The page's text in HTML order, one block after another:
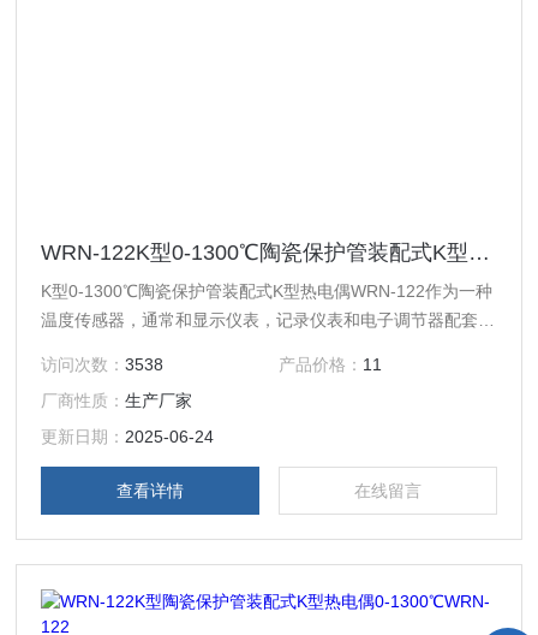
WRN-122K型0-1300℃陶瓷保护管装配式K型热电偶WRN-122
K型0-1300℃陶瓷保护管装配式K型热电偶WRN-122作为一种
温度传感器，通常和显示仪表，记录仪表和电子调节器配套使
和气体介质以及固体的表面温度。它具有线性度好，热电动势
较大，灵敏度高，稳定性和均匀性较好，抗氧化性能强，价格
便宜等优点，能用于氧化性惰性气氛中广泛为用户所采用。
访问次数：3538 产品价格： 11
厂商性质：生产厂家
更新日期： 2025-06-24
查看详情 在线留言